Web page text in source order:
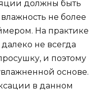
должны быть
не более
На практике
не всегда
и поэтому
основе.
в данном